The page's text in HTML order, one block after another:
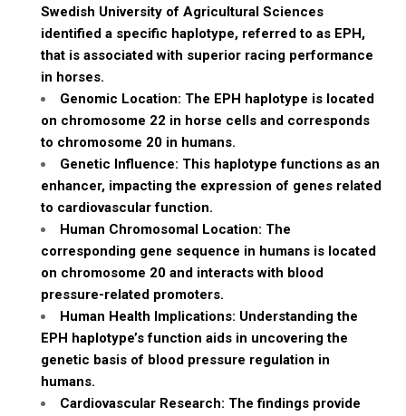
Swedish University of Agricultural Sciences
identified a specific haplotype, referred to as EPH,
that is associated with superior racing performance
in horses.
Genomic Location: The EPH haplotype is located
on chromosome 22 in horse cells and corresponds
to chromosome 20 in humans.
Genetic Influence: This haplotype functions as an
enhancer, impacting the expression of genes related
to cardiovascular function.
Human Chromosomal Location: The
corresponding gene sequence in humans is located
on chromosome 20 and interacts with blood
pressure-related promoters.
Human Health Implications: Understanding the
EPH haplotype’s function aids in uncovering the
genetic basis of blood pressure regulation in
humans.
Cardiovascular Research: The findings provide